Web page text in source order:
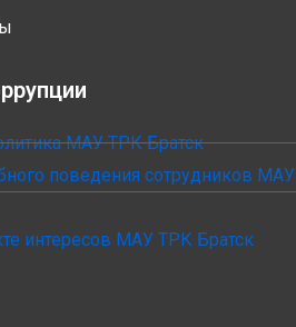
МАУ ТРК Братск
поведения сотрудников МАУ
интересов МАУ ТРК Братск